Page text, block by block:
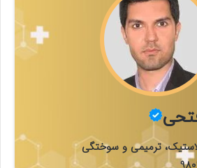
ترمیمی و سوختگی